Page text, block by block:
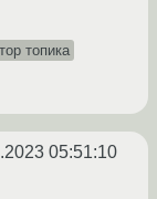
топика
05:51:10